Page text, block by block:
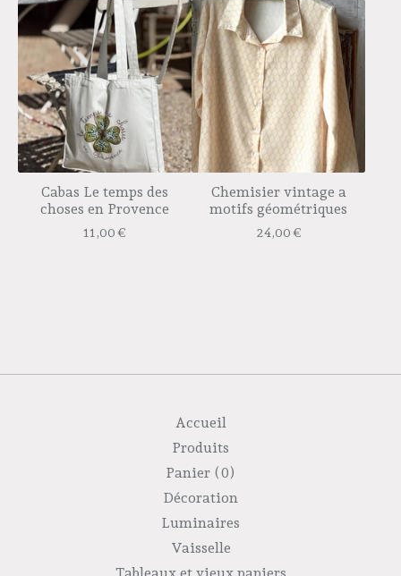
Cabas Le temps des
choses en Provence
11,00€
Chemisier vintage a
motifs géométriques
24,00€
Accueil
Produits
Panier (0)
Décoration
Luminaires
Vaisselle